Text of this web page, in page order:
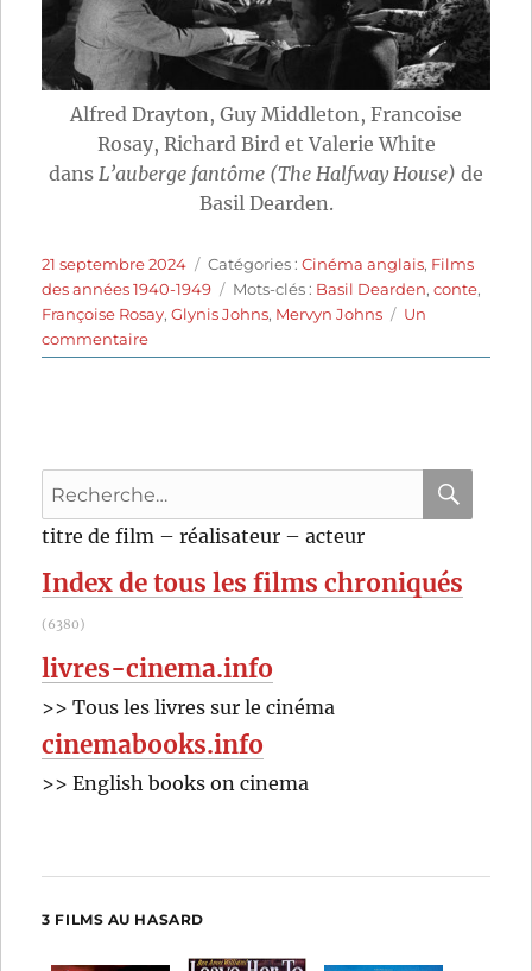
Alfred Drayton, Guy Middleton, Francoise
Rosay, Richard Bird et Valerie White
dans L’auberge fantôme (The Halfway House) de
Basil Dearden.
Publié
le
21 septembre 2024 Catégories
Catégories :Cinéma anglais, Films
des années 1940-1949
Étiquettes
Mots-clés : Basil Dearden,conte,
Françoise Rosay,Glynis Johns, Mervyn Johns
Un
commentairesur
L’Auberge
Dearden
Recherche
pour
titre de film – réalisateur – acteur
Index de tous les films chroniqués
(6380)
livres-cinema.info
>> Tous les livres sur le cinéma
cinemabooks.info
>> English books on cinema
3 FILMS AU HASARD